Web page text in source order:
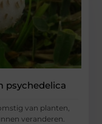
psychedelica
van planten,
veranderen.